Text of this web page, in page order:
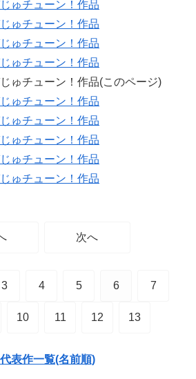
ゅチューン！作品
ゅチューン！作品
ゅチューン！作品
ゅチューン！作品
ゅチューン！作品(このページ)
ゅチューン！作品
ゅチューン！作品
ゅチューン！作品
ゅチューン！作品
ゅチューン！作品
次へ
3 4 5 6 7
10 11 12 13
表作一覧(名前順)